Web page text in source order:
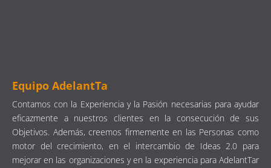
Equipo AdelantTa
Contamos con la Experiencia y la Pasión necesarias para ayudar
eficazmente a nuestros clientes en la consecución de sus
Objetivos. Además, creemos firmemente en las Personas como
motor del crecimiento, en el intercambio de Ideas 2.0 para
mejorar en las organizaciones y en la experiencia para AdelantTar